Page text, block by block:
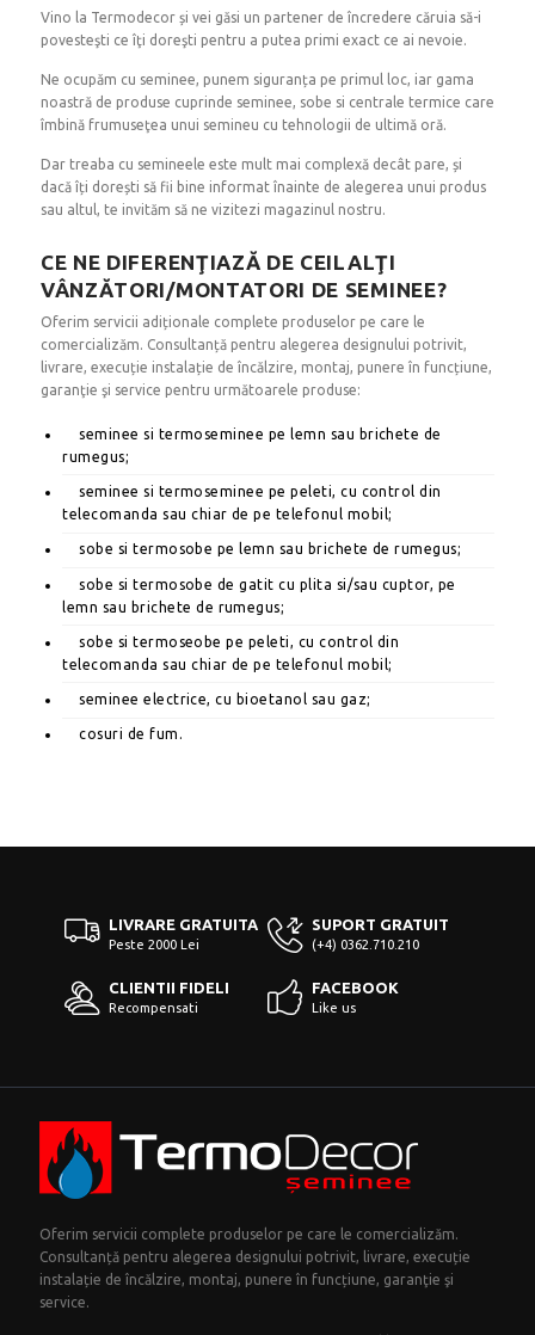
Vino la Termodecor și vei găsi un partener de încredere căruia să-i
povesteşti ce îţi doreşti pentru a putea primi exact ce ai nevoie.
Ne ocupăm cu seminee, punem siguranța pe primul loc, iar gama
noastră de produse cuprinde seminee, sobe si centrale termice care
îmbină frumuseţea unui semineu cu tehnologii de ultimă oră.
Dar treaba cu semineele este mult mai complexă decât pare, și
dacă îți dorești să fii bine informat înainte de alegerea unui produs
sau altul, te invităm să ne vizitezi magazinul nostru.
CE NE DIFERENŢIAZĂ DE CEILALŢI
VÂNZĂTORI/MONTATORI DE SEMINEE?
Oferim servicii adiționale complete produselor pe care le
comercializăm. Consultanță pentru alegerea designului potrivit,
livrare, execuție instalație de încălzire, montaj, punere în funcțiune,
garanţie şi service pentru următoarele produse:
seminee si termoseminee pe lemn sau brichete de
rumegus;
seminee si termoseminee pe peleti, cu control din
telecomanda sau chiar de pe telefonul mobil;
sobe si termosobe pe lemn sau brichete de rumegus;
sobe si termosobe de gatit cu plita si/sau cuptor, pe
lemn sau brichete de rumegus;
sobe si termoseobe pe peleti, cu control din
telecomanda sau chiar de pe telefonul mobil;
seminee electrice, cu bioetanol sau gaz;
cosuri de fum.
LIVRARE GRATUITA
Peste 2000 Lei
SUPORT GRATUIT
(+4) 0362.710.210
CLIENTII FIDELI
Recompensati
FACEBOOK
Like us
Oferim servicii complete produselor pe care le comercializăm.
Consultanță pentru alegerea designului potrivit, livrare, execuție
instalație de încălzire, montaj, punere în funcțiune, garanţie şi
service.